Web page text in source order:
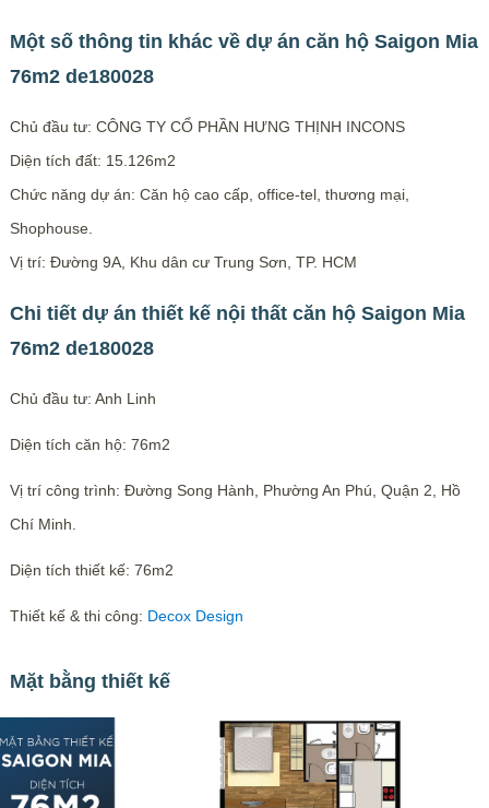
Một số thông tin khác về dự án căn hộ Saigon Mia
76m2 de180028
Chủ đầu tư: CÔNG TY CỔ PHẦN HƯNG THỊNH INCONS
Diện tích đất: 15.126m2
Chức năng dự án: Căn hộ cao cấp, office-tel, thương mại,
Shophouse.
Vị trí: Đường 9A, Khu dân cư Trung Sơn, TP. HCM
Chi tiết dự án thiết kế nội thất căn hộ Saigon Mia
76m2 de180028
Chủ đầu tư: Anh Linh
Diện tích căn hộ: 76m2
Vị trí công trình: Đường Song Hành, Phường An Phú, Quận 2, Hồ
Chí Minh.
Diện tích thiết kế: 76m2
Thiết kế & thi công: Decox Design
Mặt bằng thiết kế